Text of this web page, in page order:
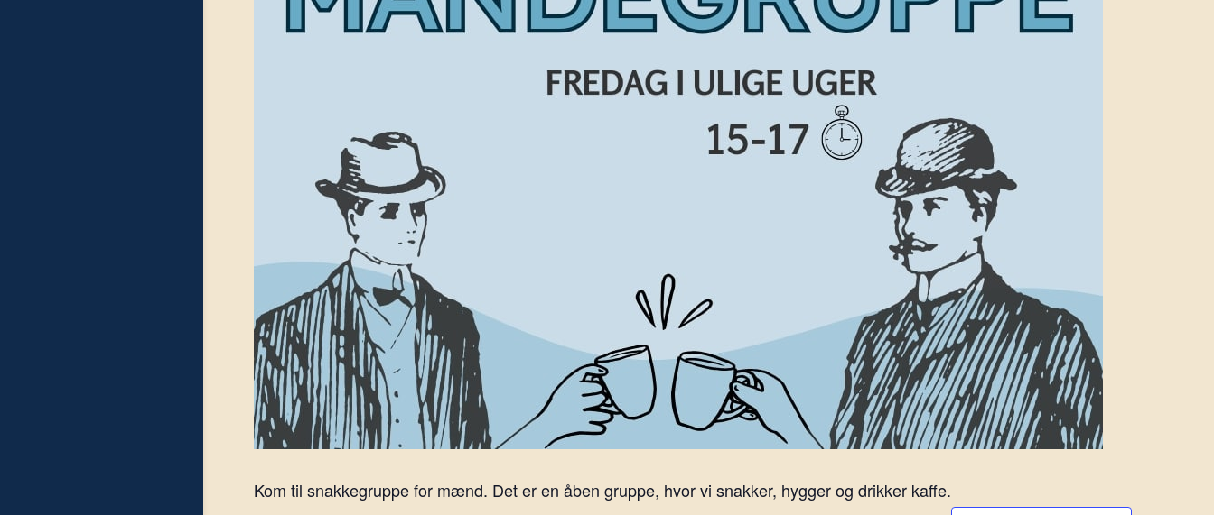
Kom til snakkegruppe for mænd. Det er en åben gruppe, hvor vi snakker, hygger og drikker kaffe.